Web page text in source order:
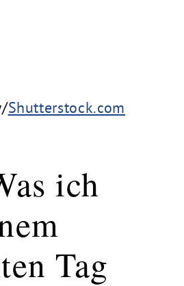
Shutterstock.com
ich
Tag